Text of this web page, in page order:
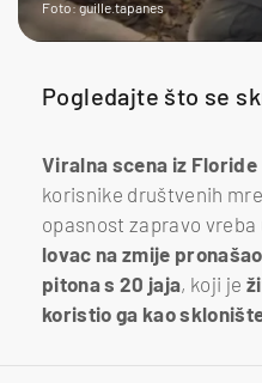
Foto: guille.tapanes
Pogledajte što se
Viralna scena iz Floride
korisnike društvenih
opasnost zapravo
lovac na zmije
pitona s 20 jaja, koji je
koristio ga kao